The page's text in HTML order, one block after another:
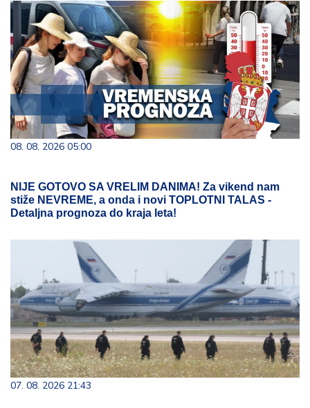
08. 08. 2026 05:00
NIJE GOTOVO SA VRELIM DANIMA! Za vikend nam
stiže NEVREME, a onda i novi TOPLOTNI TALAS -
Detaljna prognoza do kraja leta!
07. 08. 2026 21:43